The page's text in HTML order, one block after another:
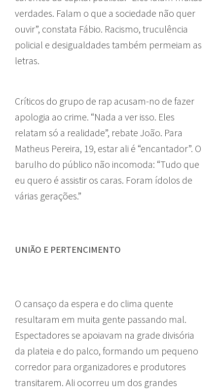
verdades. Falam o que a sociedade não quer
ouvir”, constata Fábio. Racismo, truculência
policial e desigualdades também permeiam as
letras.
Críticos do grupo de rap acusam-no de fazer
apologia ao crime. “Nada a ver isso. Eles
relatam só a realidade”, rebate João. Para
Matheus Pereira, 19, estar ali é “encantador”. O
barulho do público não incomoda: “Tudo que
eu quero é assistir os caras. Foram ídolos de
várias gerações.”
UNIÃO E PERTENCIMENTO
O cansaço da espera e do clima quente
resultaram em muita gente passando mal.
Espectadores se apoiavam na grade divisória
da plateia e do palco, formando um pequeno
corredor para organizadores e produtores
transitarem. Ali ocorreu um dos grandes